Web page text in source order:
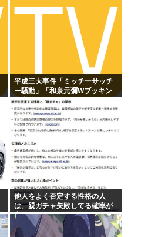
平成三大事件「ミッチーサッチ
ー騒動」「和泉元彌Wブッキン
グ事件」あとひとつは？
他人をよく否定する性格の人
は、親ガチャ失敗してる確率が
高いんだって